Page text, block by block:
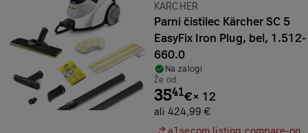
Znamka:
KARCHER
Parni čistilec Kärcher SC 5
EasyFix Iron Plug, bel, 1.512-
660.0
Na zalogi
Že od
3541€× 12
ali 424,99 €